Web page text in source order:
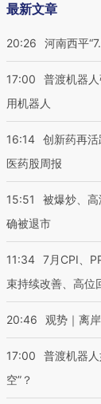
最新文章
20:26 河南西平
17:00
普渡机器
用机器人
16:14 创新药再活
医药股周报
15:51
被爆炒、
确被退市
11:34 7月CPI、
束持续改善、高位
20:46 观势｜离
17:00
普渡机器人
空”？